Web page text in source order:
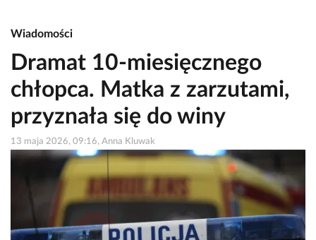
Wiadomości
Dramat 10-miesięcznego
chłopca. Matka z zarzutami,
przyznała się do winy
13 maja 2026, 09:16, Anna Kluwak